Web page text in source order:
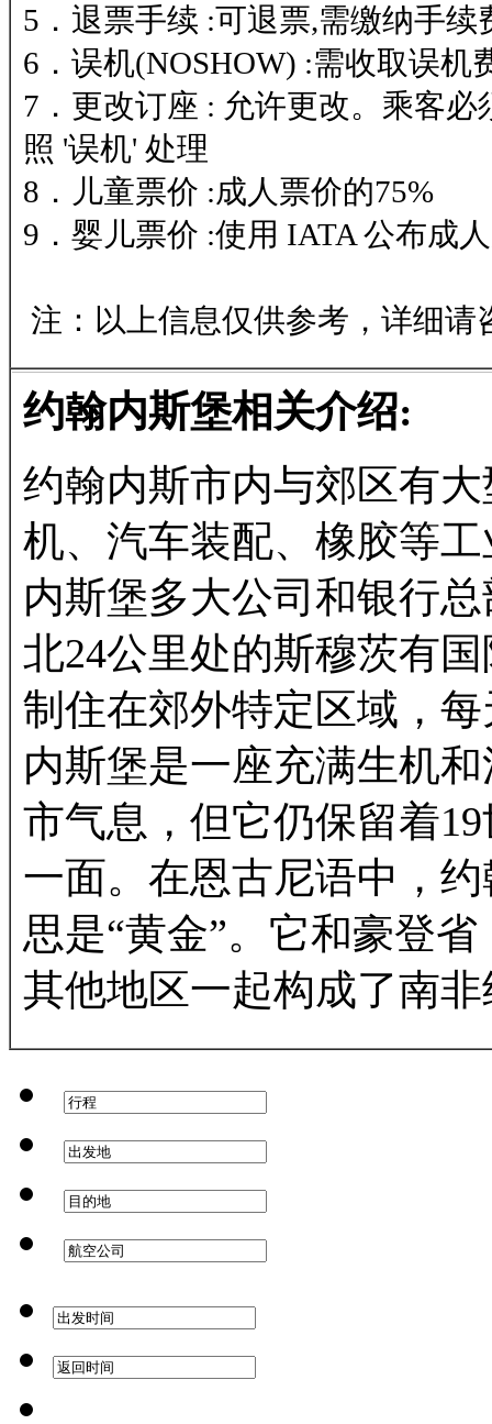
5．退票手续 :可退票,需缴纳手续
6．误机(NOSHOW) :需收取误机
7．更改订座 : 允许更改。乘客
照 '误机' 处理
8．儿童票价 :成人票价的75%
9．婴儿票价 :使用 IATA 公布成
注：以上信息仅供参考，详细请
约翰内斯堡相关介绍:
约翰内斯市内与郊区有
机、汽车装配、橡胶等
内斯堡多大公司和银行
北24公里处的斯穆茨有
制住在郊外特定区域，
内斯堡是一座充满生机
市气息，但它仍保留着
一面。在恩古尼语中，
思是“黄金”。它和豪登
其他地区一起构成了南